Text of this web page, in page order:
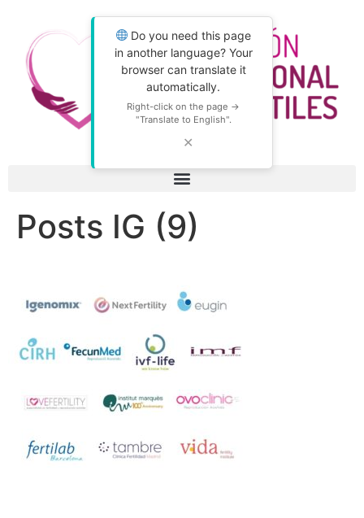
Do you need this page
in another language? Your
browser can translate it
automatically.
Right-click on the page →
"Translate to English".
✕
Posts IG (9)